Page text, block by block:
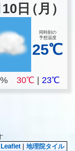
10 日（月）
同時刻の
予想温度
25℃
30℃ |23℃
Leaflet | 地理院タイル